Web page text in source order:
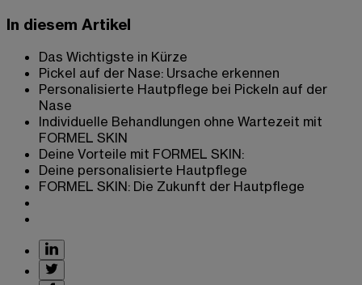
In diesem Artikel
Das Wichtigste in Kürze
Pickel auf der Nase: Ursache erkennen
Personalisierte Hautpflege bei Pickeln auf der
Nase
Individuelle Behandlungen ohne Wartezeit mit
FORMEL SKIN
Deine Vorteile mit FORMEL SKIN:
Deine personalisierte Hautpflege
FORMEL SKIN: Die Zukunft der Hautpflege